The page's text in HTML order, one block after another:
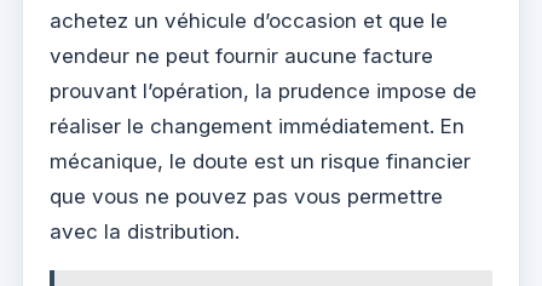
achetez un véhicule d’occasion et que le
vendeur ne peut fournir aucune facture
prouvant l’opération, la prudence impose de
réaliser le changement immédiatement. En
mécanique, le doute est un risque financier
que vous ne pouvez pas vous permettre
avec la distribution.